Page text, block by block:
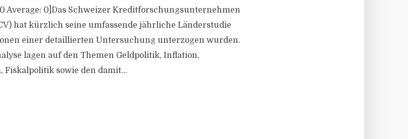
Average: 0]Das Schweizer Kreditforschungsunternehmen
hat kürzlich seine umfassende jährliche Länderstudie
einer detaillierten Untersuchung unterzogen wurden.
lagen auf den Themen Geldpolitik, Inflation,
sowie den damit...